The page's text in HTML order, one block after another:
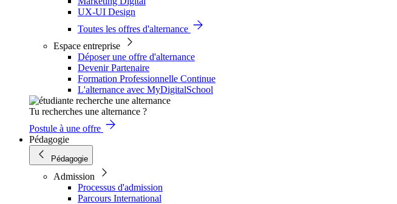
UX-UI Design
Toutes les offres d'alternance
Espace entreprise
Déposer une offre d'alternance
Devenir Partenaire
Formation Professionnelle Continue
L'alternance avec MyDigitalSchool
Tu recherches une alternance ?
Postule à une offre
Pédagogie
Pédagogie
Admission
Processus d'admission
Parcours International